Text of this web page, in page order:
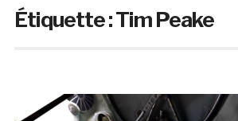
Étiquette :Tim Peake